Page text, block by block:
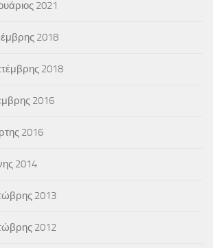
2021
2018
2018
2016
2016
2014
2013
2012